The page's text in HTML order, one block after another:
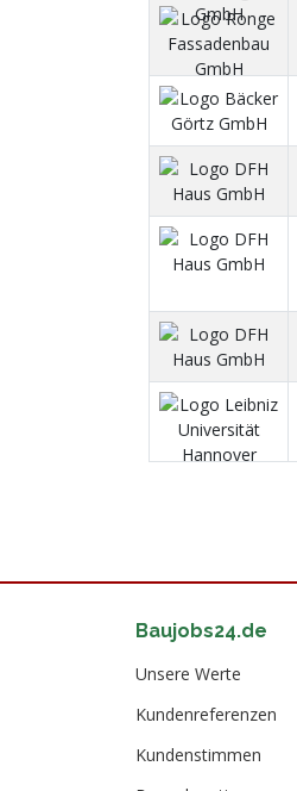
Baujobs24.de
Unsere Werte
Kundenreferenzen
Kundenstimmen